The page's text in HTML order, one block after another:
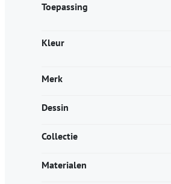
Toepassing
Kleur
Merk
Dessin
Collectie
Materialen